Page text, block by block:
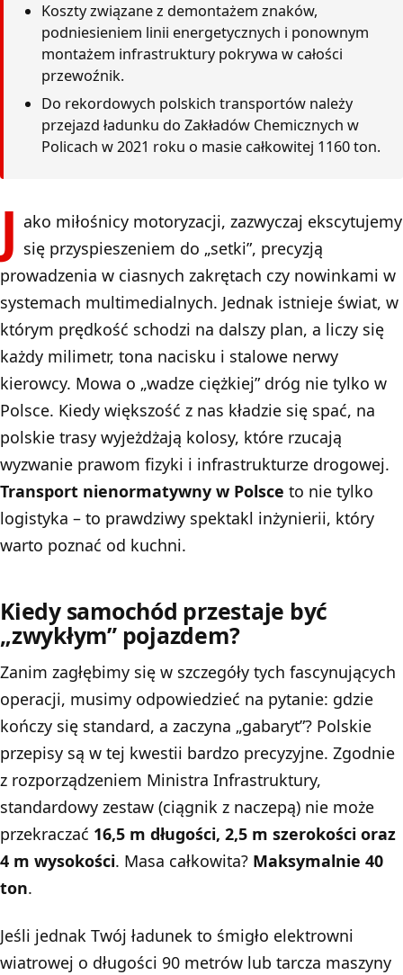
Koszty związane z demontażem znaków,
podniesieniem linii energetycznych i ponownym
montażem infrastruktury pokrywa w całości
przewoźnik.
Do rekordowych polskich transportów należy
przejazd ładunku do Zakładów Chemicznych w
Policach w 2021 roku o masie całkowitej 1160 ton.
J ako miłośnicy motoryzacji, zazwyczaj ekscytujemy
się przyspieszeniem do „setki”, precyzją
prowadzenia w ciasnych zakrętach czy nowinkami w
systemach multimedialnych. Jednak istnieje świat, w
którym prędkość schodzi na dalszy plan, a liczy się
każdy milimetr, tona nacisku i stalowe nerwy
kierowcy. Mowa o „wadze ciężkiej” dróg nie tylko w
Polsce. Kiedy większość z nas kładzie się spać, na
polskie trasy wyjeżdżają kolosy, które rzucają
wyzwanie prawom fizyki i infrastrukturze drogowej.
Transport nienormatywny w Polsce to nie tylko
logistyka – to prawdziwy spektakl inżynierii, który
warto poznać od kuchni.
Kiedy samochód przestaje być
„zwykłym” pojazdem?
Zanim zagłębimy się w szczegóły tych fascynujących
operacji, musimy odpowiedzieć na pytanie: gdzie
kończy się standard, a zaczyna „gabaryt”? Polskie
przepisy są w tej kwestii bardzo precyzyjne. Zgodnie
z rozporządzeniem Ministra Infrastruktury,
standardowy zestaw (ciągnik z naczepą) nie może
przekraczać 16,5 m długości, 2,5 m szerokości oraz
4 m wysokości. Masa całkowita? Maksymalnie 40
ton.
Jeśli jednak Twój ładunek to śmigło elektrowni
wiatrowej o długości 90 metrów lub tarcza maszyny